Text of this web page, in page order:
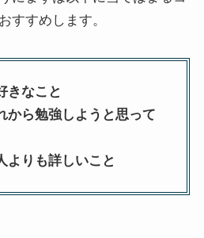
すすめします。
きなこと
から勉強しようと思って
よりも詳しいこと